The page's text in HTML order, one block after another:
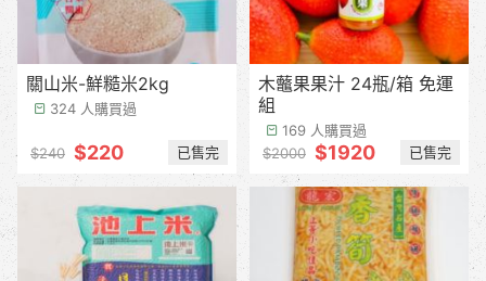
關山米-鮮糙米2kg
324 人購買過
$240 $220 已售完
木虌果果汁 24瓶/箱 免運
組
169 人購買過
$2000 $1920 已售完